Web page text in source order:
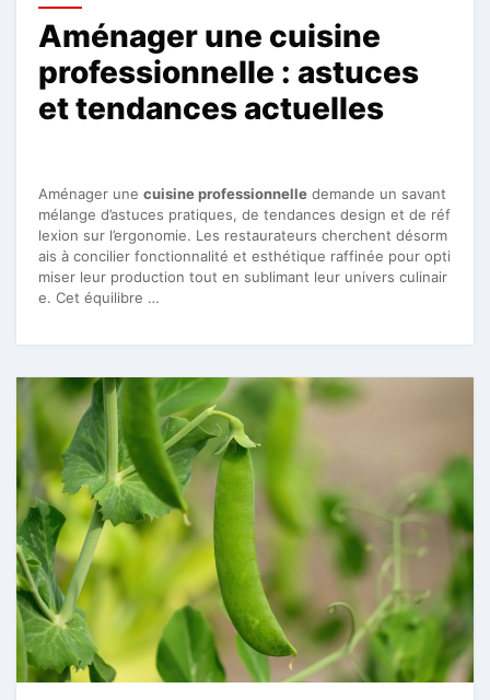
Aménager une cuisine
professionnelle : astuces
et tendances actuelles
Aménager une cuisine professionnelle demande un savant
mélange d’astuces pratiques, de tendances design et de réf
lexion sur l’ergonomie. Les restaurateurs cherchent désorm
ais à concilier fonctionnalité et esthétique raffinée pour opti
miser leur production tout en sublimant leur univers culinair
e. Cet équilibre …